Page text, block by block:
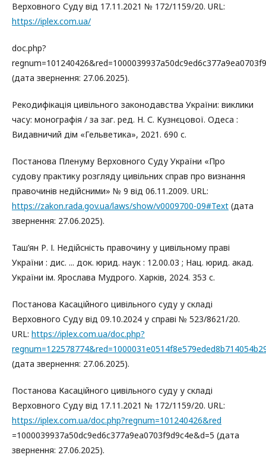
Верховного Суду від 17.11.2021 № 172/1159/20. URL:
https://iplex.com.ua/
doc.php?
(дата звернення: 27.06.2025).
Рекодифікація цивільного законодавства України: виклики
часу: монографія / за заг. ред. Н. С. Кузнєцової. Одеса :
Видавничий дім «Гельветика», 2021. 690 с.
Постанова Пленуму Верховного Суду України «Про
судову практику розгляду цивільних справ про визнання
правочинів недійсними» № 9 від 06.11.2009. URL:
https://zakon.rada.gov.ua/laws/show/v0009700-09#Text (дата
звернення: 27.06.2025).
Таш’ян Р. І. Недійсність правочину у цивільному праві
України : дис. ... док. юрид. наук : 12.00.03 ; Нац. юрид. акад.
України ім. Ярослава Мудрого. Харків, 2024. 353 с.
Постанова Касаційного цивільного суду у складі
Верховного Суду від 09.10.2024 у справі № 523/8621/20.
URL: https://iplex.com.ua/doc.php?
(дата звернення: 27.06.2025).
Постанова Касаційного цивільного суду у складі
Верховного Суду від 17.11.2021 № 172/1159/20. URL:
https://iplex.com.ua/doc.php?regnum=101240426&red
=1000039937a50dc9ed6c377a9ea0703f9d9c4e&d=5 (дата
звернення: 27.06.2025).